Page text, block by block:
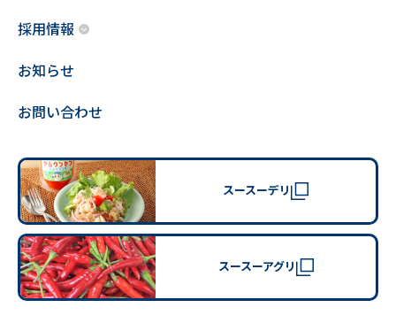
採用情報
お知らせ
お問い合わせ
スースーデリ
スースーアグリ